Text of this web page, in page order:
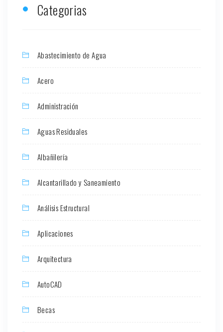
Categorias
Abastecimiento de Agua
Acero
Administración
Aguas Residuales
Albañilería
Alcantarillado y Saneamiento
Análisis Estructural
Aplicaciones
Arquitectura
AutoCAD
Becas